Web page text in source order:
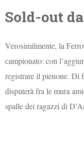
Sold-out
Verosimilmente, la
campionato: con
registrare il pienone. Di
disputerà fra le mura
spalle dei ragazzi di